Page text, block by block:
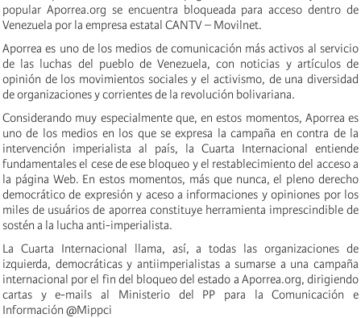
popular Aporrea.org se encuentra bloqueada para acceso dentro de
Venezuela por la empresa estatal CANTV – Movilnet.
Aporrea es uno de los medios de comunicación más activos al servicio
de las luchas del pueblo de Venezuela, con noticias y artículos de
opinión de los movimientos sociales y el activismo, de una diversidad
de organizaciones y corrientes de la revolución bolivariana.
Considerando muy especialmente que, en estos momentos, Aporrea es
uno de los medios en los que se expresa la campaña en contra de la
intervención imperialista al país, la Cuarta Internacional entiende
fundamentales el cese de ese bloqueo y el restablecimiento del acceso a
la página Web. En estos momentos, más que nunca, el pleno derecho
democrático de expresión y aceso a informaciones y opiniones por los
miles de usuários de aporrea constituye herramienta imprescindible de
sostén a la lucha anti-imperialista.
La Cuarta Internacional llama, así, a todas las organizaciones de
izquierda, democráticas y antiimperialistas a sumarse a una campaña
internacional por el fin del bloqueo del estado a Aporrea.org, dirigiendo
cartas y e-mails al Ministerio del PP para la Comunicación e
Información @Mippci